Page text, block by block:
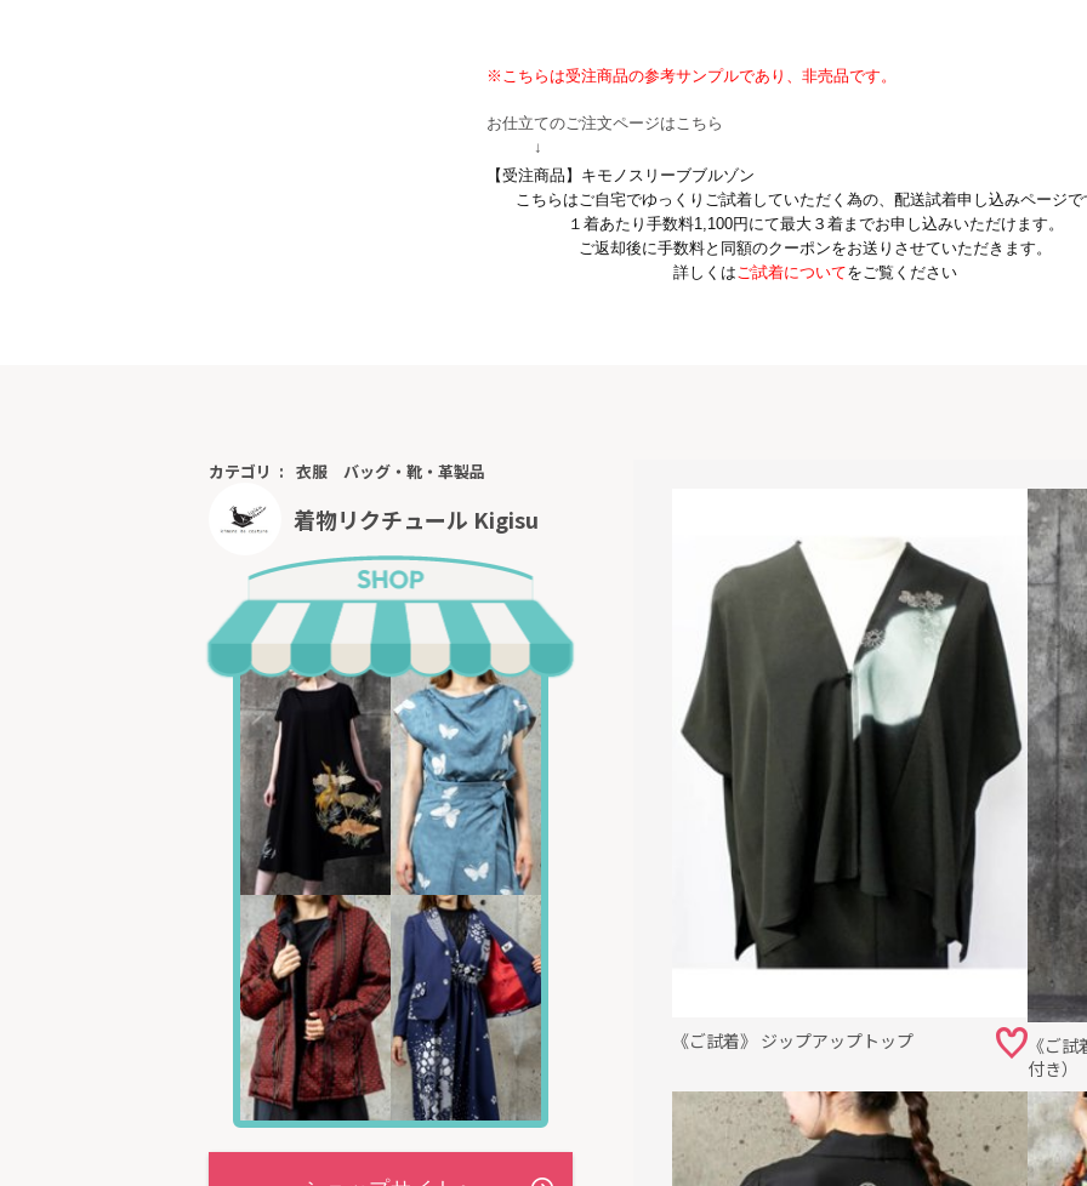
※こちらは受注商品の参考サンプルであり、非売品です。
お仕立てのご注文ページはこちら
↓
【受注商品】キモノスリーブブルゾン
こちらはご自宅でゆっくりご試着していただく為の、配送試着申し込みページで
１着あたり手数料1,100円にて最大３着までお申し込みいただけます。
ご返却後に手数料と同額のクーポンをお送りさせていただきます。
詳しくはご試着についてをご覧ください
カテゴリ 衣服 バッグ・靴・革製品
着物リクチュール Kigisu
《ご試着》 ジップアップトップ
《ご
付き）